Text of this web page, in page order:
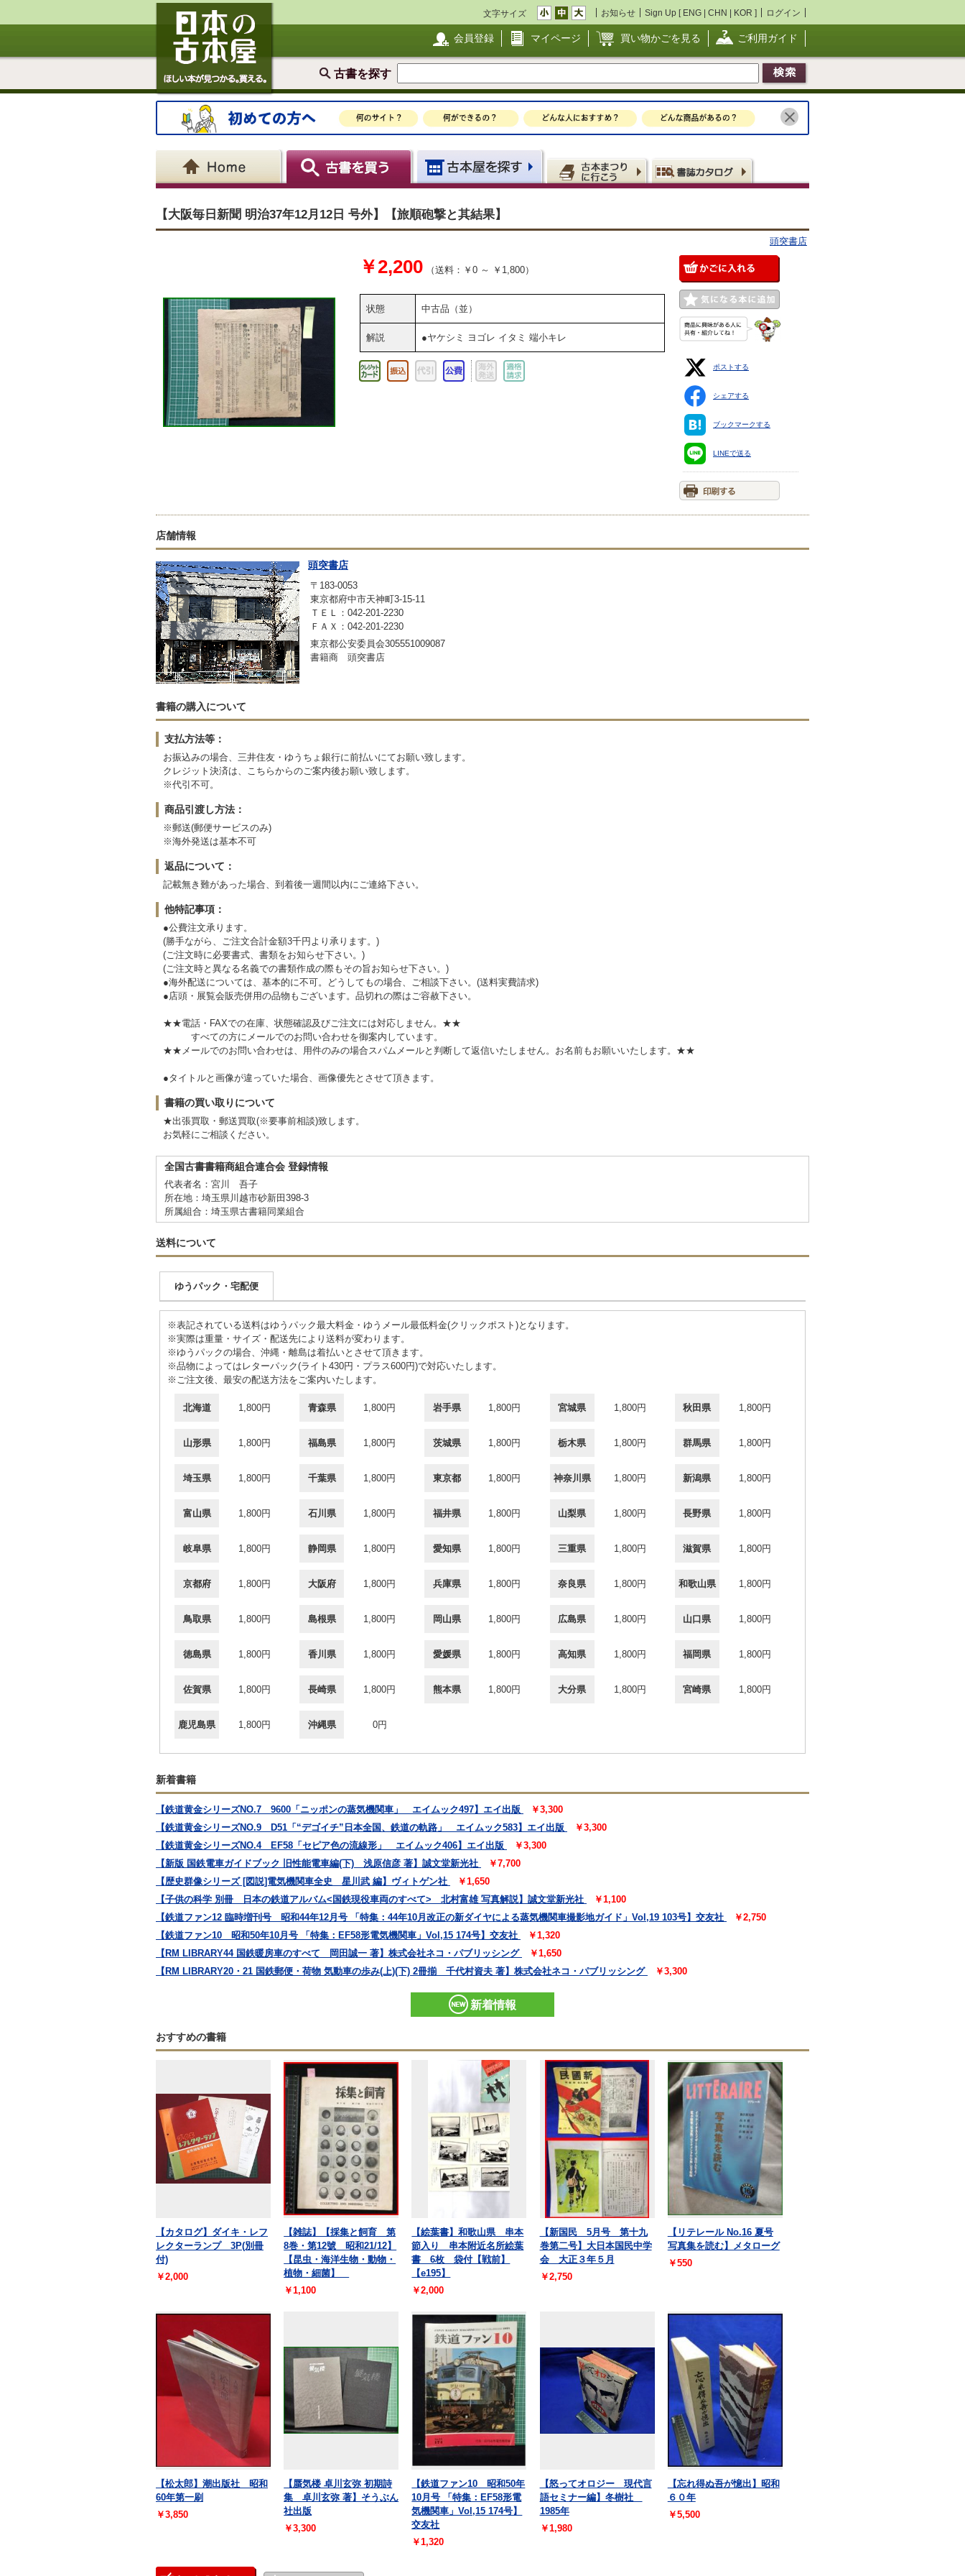
文字サイズ お知らせ Sign Up [ ENG | CHN | KOR ] ログイン
会員登録 マイページ 買い物かごを見る ご利用ガイド
古書を探す
【大阪毎日新聞 明治37年12月12日 号外】【旅順砲撃と其結果】
頭突書店
￥2,200 （送料：￥0 ～ ￥1,800）
状態 中古品（並）
解説 ●ヤケシミ ヨゴレ イタミ 端小キレ
ポストする
シェアする
ブックマークする
LINEで送る
店舗情報
頭突書店
〒183-0053
東京都府中市天神町3-15-11
ＴＥＬ：042-201-2230
ＦＡＸ：042-201-2230
東京都公安委員会305551009087
書籍商 頭突書店
書籍の購入について
支払方法等：
お振込みの場合、三井住友・ゆうちょ銀行に前払いにてお願い致します。
クレジット決済は、こちらからのご案内後お願い致します。
※代引不可。
商品引渡し方法：
※郵送(郵便サービスのみ)
※海外発送は基本不可
返品について：
記載無き難があった場合、到着後一週間以内にご連絡下さい。
他特記事項：
●公費注文承ります。
(勝手ながら、ご注文合計金額3千円より承ります。)
(ご注文時に必要書式、書類をお知らせ下さい。)
(ご注文時と異なる名義での書類作成の際もその旨お知らせ下さい。)
●海外配送については、基本的に不可。どうしてもの場合、ご相談下さい。(送料実費請求)
●店頭・展覧会販売併用の品物もございます。品切れの際はご容赦下さい。
★★電話・FAXでの在庫、状態確認及びご注文には対応しません。★★
すべての方にメールでのお問い合わせを御案内しています。
★★メールでのお問い合わせは、用件のみの場合スパムメールと判断して返信いたしません。お名前もお願いいたします。★★
●タイトルと画像が違っていた場合、画像優先とさせて頂きます。
書籍の買い取りについて
★出張買取・郵送買取(※要事前相談)致します。
お気軽にご相談ください。
全国古書書籍商組合連合会 登録情報
代表者名：宮川 吾子
所在地：埼玉県川越市砂新田398-3
所属組合：埼玉県古書籍同業組合
送料について
ゆうパック・宅配便
※表記されている送料はゆうパック最大料金・ゆうメール最低料金(クリックポスト)となります。
※実際は重量・サイズ・配送先により送料が変わります。
※ゆうパックの場合、沖縄・離島は着払いとさせて頂きます。
※品物によってはレターパック(ライト430円・プラス600円)で対応いたします。
※ご注文後、最安の配送方法をご案内いたします。
北海道 1,800円 青森県 1,800円 岩手県 1,800円 宮城県 1,800円 秋田県 1,800円
山形県 1,800円 福島県 1,800円 茨城県 1,800円 栃木県 1,800円 群馬県 1,800円
埼玉県 1,800円 千葉県 1,800円 東京都 1,800円 神奈川県 1,800円 新潟県 1,800円
富山県 1,800円 石川県 1,800円 福井県 1,800円 山梨県 1,800円 長野県 1,800円
岐阜県 1,800円 静岡県 1,800円 愛知県 1,800円 三重県 1,800円 滋賀県 1,800円
京都府 1,800円 大阪府 1,800円 兵庫県 1,800円 奈良県 1,800円 和歌山県 1,800円
鳥取県 1,800円 島根県 1,800円 岡山県 1,800円 広島県 1,800円 山口県 1,800円
徳島県 1,800円 香川県 1,800円 愛媛県 1,800円 高知県 1,800円 福岡県 1,800円
佐賀県 1,800円 長崎県 1,800円 熊本県 1,800円 大分県 1,800円 宮崎県 1,800円
鹿児島県 1,800円 沖縄県 0円
新着書籍
【鉄道黄金シリーズNO.7 9600「ニッポンの蒸気機関車」 エイムック497】エイ出版
￥3,300
【鉄道黄金シリーズNO.9 D51「“デゴイチ”日本全国、鉄道の軌路」 エイムック583】エイ出版
￥3,300
【鉄道黄金シリーズNO.4 EF58「セピア色の流線形」 エイムック406】エイ出版
￥3,300
【新版 国鉄電車ガイドブック 旧性能電車編(下) 浅原信彦 著】誠文堂新光社
￥7,700
【歴史群像シリーズ [図説]電気機関車全史 星川武 編】ヴィトゲン社
￥1,650
【子供の科学 別冊 日本の鉄道アルバム<国鉄現役車両のすべて> 北村富雄 写真解説】誠文堂新光社
￥1,100
【鉄道ファン12 臨時増刊号 昭和44年12月号 「特集：44年10月改正の新ダイヤによる蒸気機関車撮影地ガイド」Vol,19 103号】交友社
￥2,750
【鉄道ファン10 昭和50年10月号 「特集：EF58形電気機関車」Vol,15 174号】交友社
￥1,320
【RM LIBRARY44 国鉄暖房車のすべて 岡田誠一 著】株式会社ネコ・パブリッシング
￥1,650
【RM LIBRARY20・21 国鉄郵便・荷物 気動車の歩み(上)(下) 2冊揃 千代村資夫 著】株式会社ネコ・パブリッシング
￥3,300
新着情報
おすすめの書籍
【カタログ】ダイキ・レフ
レクターランプ 3P(別冊
付)
￥2,000
【雑誌】【採集と飼育 第
8巻・第12號 昭和21/12】
【昆虫・海洋生物・動物・
植物・細菌】
￥1,100
【絵葉書】和歌山県 串本
節入り 串本附近名所絵葉
書 6枚 袋付【戦前】
【e195】
￥2,000
【新国民 5月号 第十九
巻第二号】大日本国民中学
会 大正３年５月
￥2,750
【リテレール No.16 夏号
写真集を読む】メタローグ
￥550
【松太郎】潮出版社 昭和
60年第一刷
￥3,850
【蜃気楼 卓川玄弥 初期詩
集 卓川玄弥 著】そうぶん
社出版
￥3,300
【鉄道ファン10 昭和50年
10月号 「特集：EF58形電
気機関車」Vol,15 174号】
交友社
￥1,320
【怒ってオロジー 現代言
語セミナー編】冬樹社
1985年
￥1,980
【忘れ得ぬ吾が憶出】昭和
６０年
￥5,500